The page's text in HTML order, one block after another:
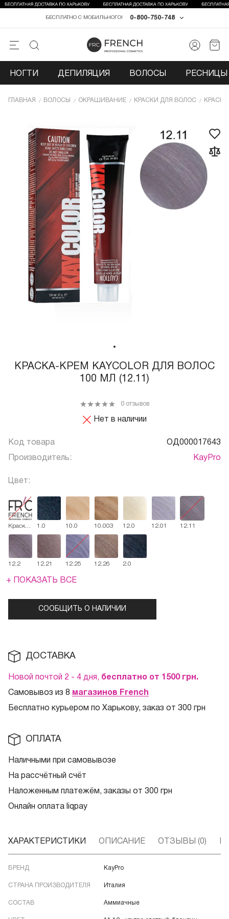
0-800-750-748
БЕСПЛАТНО С МОБИЛЬНОГО!
НОГТИ ДЕПИЛЯЦИЯ ВОЛОСЫ РЕСНИЦЫ
ГЛАВНАЯ ВОЛОСЫ ОКРАШИВАНИЕ КРАСКИ ДЛЯ ВОЛОС КРАСКИ
КРАСКА-КРЕМ KAYCOLOR ДЛЯ ВОЛОС
100 МЛ (12.11)
Нет в наличии
0 отзывов
Код товара ОД000017643
Производитель: KayPro
Цвет:
Краска-
крем
100 мл
1.0 10.0 10.003 12.0 12.01 12.11
12.2 12.21 12.25 12.26 2.0
+ ПОКАЗАТЬ ВСЕ
СООБЩИТЬ О НАЛИЧИИ
ДОСТАВКА
Новой почтой 2 - 4 дня, бесплатно от 1500 грн.
Самовывоз из 8 магазинов French
Бесплатно курьером по Харькову, заказ от 300 грн
ОПЛАТА
Наличными при самовывозе
На рассчётный счёт
Наложенным платежём, заказы от 300 грн
Онлайн оплата liqpay
ХАРАКТЕРИСТИКИ ОПИСАНИЕ ОТЗЫВЫ (0)
БРЕНД KayPro
СТРАНА ПРОИЗВОДИТЕЛЯ Италия
СОСТАВ Аммиачные